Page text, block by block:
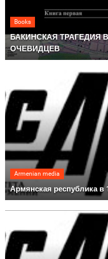
Books
БАКИНСКАЯ ТРАГЕДИЯ
ОЧЕВИДЦЕВ
Armenian media
Армянская республика в